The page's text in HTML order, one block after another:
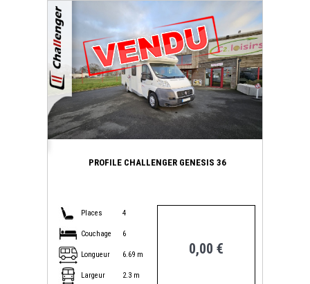
PROFILE CHALLENGER GENESIS 36
Places 4
Couchage 6
Longueur 6.69 m
Largeur 2.3 m
0,00 €